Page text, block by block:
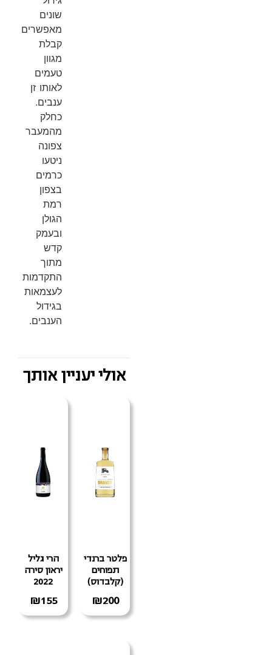
שונים
מאפשרים
קבלת
מגוון
טעמים
לאותו זן
ענבים.
כחלק
מהמעבר
צפונה
ניטעו
כרמים
בצפון
רמת
הגולן
ובעמק
קדש
מתוך
התקדמות
לעצמאות
בגידול
הענבים.
אולי יעניין אותך
פלטר ברנדי
תפוחים
(קלבדוס)
₪200
הרי גליל
יראון סירה
2022
₪155